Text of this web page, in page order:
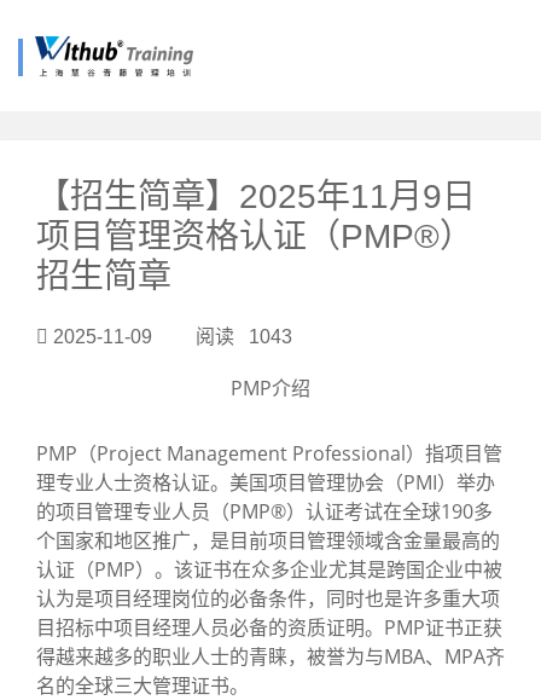
【招生简章】2025年11月9日
项目管理资格认证（PMP®）
招生简章
2025-11-09 阅读 1043
PMP介绍
PMP（Project Management Professional）指项目管
理专业人士资格认证。美国项目管理协会（PMI）举办
的项目管理专业人员（PMP®）认证考试在全球190多
个国家和地区推广，是目前项目管理领域含金量最高的
认证（PMP）。该证书在众多企业尤其是跨国企业中被
认为是项目经理岗位的必备条件，同时也是许多重大项
目招标中项目经理人员必备的资质证明。PMP证书正获
得越来越多的职业人士的青睐，被誉为与MBA、MPA齐
名的全球三大管理证书。